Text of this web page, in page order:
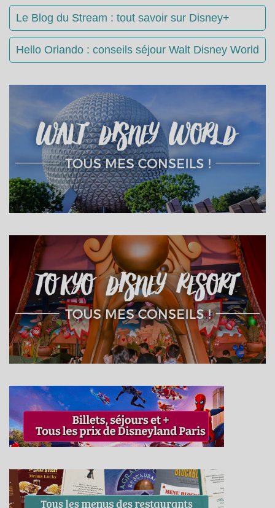
Le Blog du Stream : tout savoir sur Disney+
Hello Orlando : conseils séjour Walt Disney World